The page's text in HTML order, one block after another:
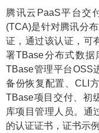
6. TBase 集群架构实
6.1 TBase 集群架构
7. SQL 引擎和存储引擎
7.1 SQL引擎
7.2 存储引擎和备份
8. OSS 平台简介
8.1 OSS 简介
8.2 OSS 平台架构
腾讯云PaaS平台交
(TCA)是针对腾讯分
证，通过该认证，可
署TBase分布式数
TBase管理平台OSS
备份恢复配置、CLI
TBase项目交付、初
库项目管理人员。通
的认证证书，证书示例